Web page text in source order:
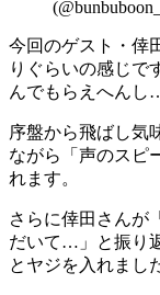
今回のゲスト・倖
りぐらいの感じで
んでもらえへんし
序盤から飛ばし気
ながら「声のスピ
れます。
さらに倖田さんが
だいて…」と振り
とヤジを入れまし